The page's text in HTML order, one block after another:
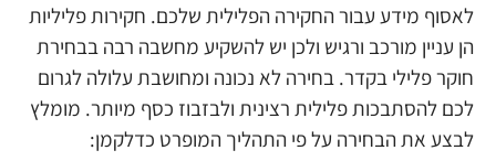
לאסוף מידע עבור החקירה הפלילית שלכם. חקירות פליליות
הן עניין מורכב ורגיש ולכן יש להשקיע מחשבה רבה בבחירת
חוקר פלילי בקדר. בחירה לא נכונה ומחושבת עלולה לגרום
לכם להסתבכות פלילית רצינית ולבזבוז כסף מיותר. מומלץ
לבצע את הבחירה על פי התהליך המופרט כדלקמן: